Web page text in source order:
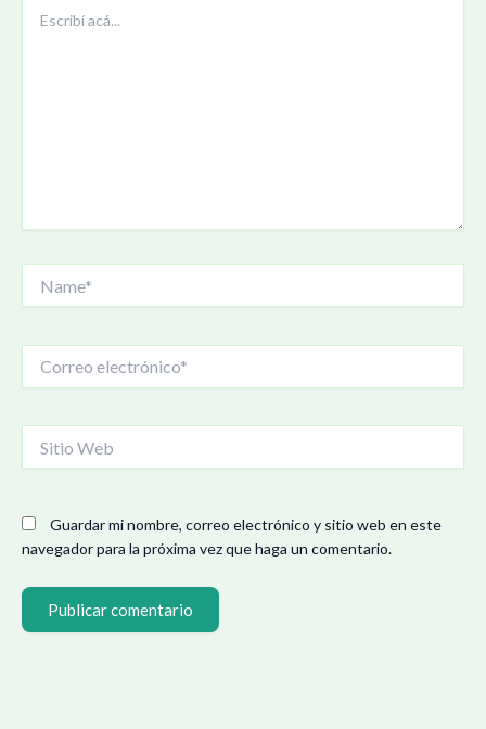
acá...
electrónico*
Web
Guardar mi nombre, correo electrónico y sitio web en este
navegador para la próxima vez que haga un comentario.